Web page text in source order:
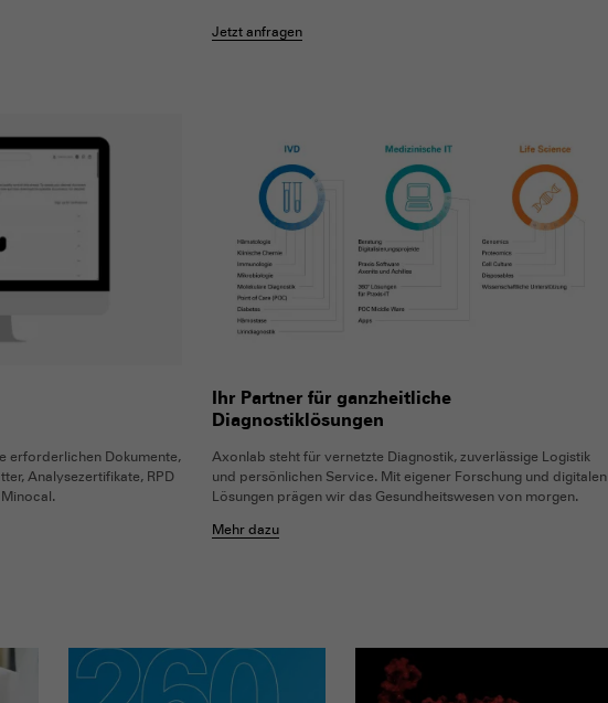
Jetzt anfragen
erforderlichen Dokumente,
Analysezertifikate, RPD
Ihr Partner für ganzheitliche
Diagnostiklösungen
Axonlab steht für vernetzte Diagnostik, zuverlässige Logistik
und persönlichen Service. Mit eigener Forschung und digitalen
Lösungen prägen wir das Gesundheitswesen von morgen.
Mehr dazu